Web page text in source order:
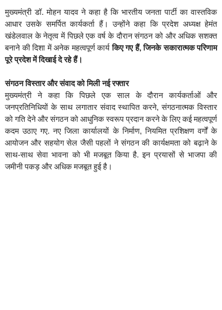
मुख्यमंत्री डॉ. मोहन यादव ने कहा है कि भारतीय जनता पार्टी का वास्तविक
आधार उसके समर्पित कार्यकर्ता हैं। उन्होंने कहा कि प्रदेश अध्यक्ष हेमंत
खंडेलवाल के नेतृत्व में पिछले एक वर्ष के दौरान संगठन को और अधिक सशक्त
बनाने की दिशा में अनेक महत्वपूर्ण कार्यकिए गए हैं, जिनके सकारात्मक परिणाम
पूरे प्रदेश में दिखाई दे रहे हैं।
संगठन विस्तार और संवाद को मिली नई रफ्तार
मुख्यमंत्री ने कहा कि पिछले एक साल के दौरान कार्यकर्ताओं और
जनप्रतिनिधियों के साथ लगातार संवाद स्थापित करने, संगठनात्मक विस्तार
को गति देने और संगठन को आधुनिक स्वरूप प्रदान करने के लिए कई महत्वपूर्ण
कदम उठाए गए. नए जिला कार्यालयों के निर्माण, नियमित प्रशिक्षण वर्गों के
आयोजन और सहयोग सेल जैसी पहलों ने संगठन की कार्यक्षमता को बढ़ाने के
साथ-साथ सेवा भावना को भी मजबूत किया है. इन प्रयासों से भाजपा की
जमीनी पकड़ और अधिक मजबूत हुई है।